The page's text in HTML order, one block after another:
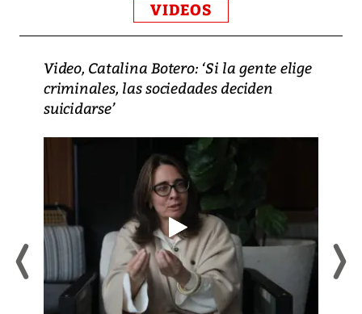
VIDEOS
Video, Catalina Botero: ‘Si la gente elige
criminales, las sociedades deciden
suicidarse’